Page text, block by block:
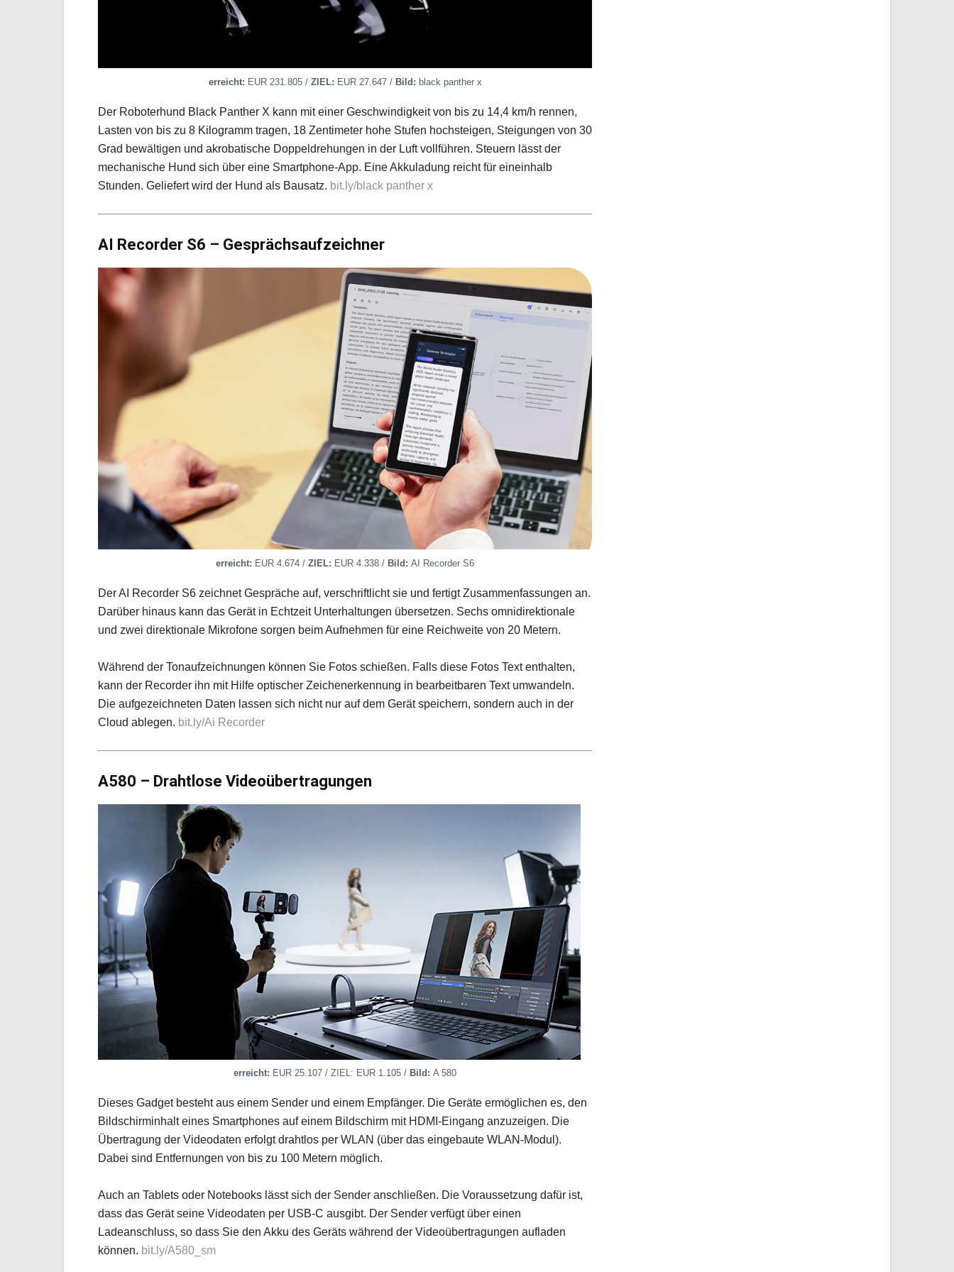
erreicht: EUR 231.805 / ZIEL: EUR 27.647 /Bild: black panther x
Der Roboterhund Black Panther X kann mit einer Geschwindigkeit von bis zu 14,4 km/h rennen,
Lasten von bis zu 8 Kilogramm tragen, 18 Zentimeter hohe Stufen hochsteigen, Steigungen von 30
Grad bewältigen und akrobatische Doppeldrehungen in der Luft vollführen. Steuern lässt der
mechanische Hund sich über eine Smartphone-App. Eine Akkuladung reicht für eineinhalb
Stunden. Geliefert wird der Hund als Bausatz. bit.ly/black panther x
AI Recorder S6 – Gesprächsaufzeichner
erreicht: EUR 4.674 / ZIEL: EUR 4.338 / Bild: AI Recorder S6
Der AI Recorder S6 zeichnet Gespräche auf, verschriftlicht sie und fertigt Zusammenfassungen an.
Darüber hinaus kann das Gerät in Echtzeit Unterhaltungen übersetzen. Sechs omnidirektionale
und zwei direktionale Mikrofone sorgen beim Aufnehmen für eine Reichweite von 20 Metern.
Während der Tonaufzeichnungen können Sie Fotos schießen. Falls diese Fotos Text enthalten,
kann der Recorder ihn mit Hilfe optischer Zeichenerkennung in bearbeitbaren Text umwandeln.
Die aufgezeichneten Daten lassen sich nicht nur auf dem Gerät speichern, sondern auch in der
Cloud ablegen. bit.ly/Ai Recorder
A580 – Drahtlose Videoübertragungen
erreicht: EUR 25.107 / ZIEL: EUR 1.105 / Bild: A 580
Dieses Gadget besteht aus einem Sender und einem Empfänger. Die Geräte ermöglichen es, den
Bildschirminhalt eines Smartphones auf einem Bildschirm mit HDMI-Eingang anzuzeigen. Die
Übertragung der Videodaten erfolgt drahtlos per WLAN (über das eingebaute WLAN-Modul).
Dabei sind Entfernungen von bis zu 100 Metern möglich.
Auch an Tablets oder Notebooks lässt sich der Sender anschließen. Die Voraussetzung dafür ist,
dass das Gerät seine Videodaten per USB-C ausgibt. Der Sender verfügt über einen
Ladeanschluss, so dass Sie den Akku des Geräts während der Videoübertragungen aufladen
können. bit.ly/A580_sm